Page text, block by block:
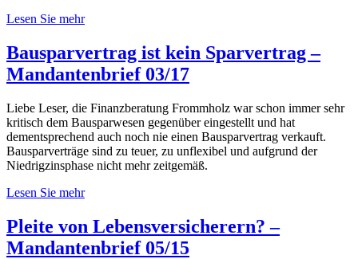
Lesen Sie mehr
Bausparvertrag ist kein Sparvertrag –
Mandantenbrief 03/17
Liebe Leser, die Finanzberatung Frommholz war schon immer sehr
kritisch dem Bausparwesen gegenüber eingestellt und hat
dementsprechend auch noch nie einen Bausparvertrag verkauft.
Bausparverträge sind zu teuer, zu unflexibel und aufgrund der
Niedrigzinsphase nicht mehr zeitgemäß.
Lesen Sie mehr
Pleite von Lebensversicherern? –
Mandantenbrief 05/15